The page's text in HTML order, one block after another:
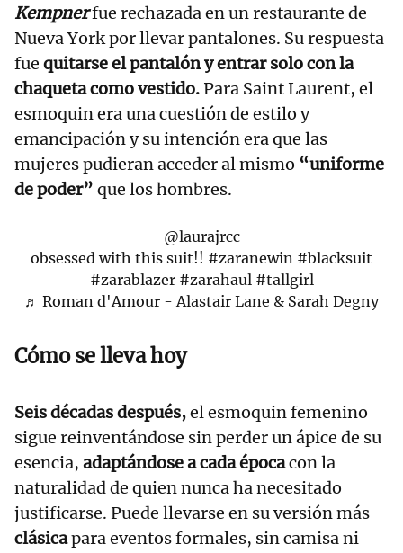
Kempnerfue rechazada en un restaurante de
Nueva York por llevar pantalones. Su respuesta
fue quitarse el pantalón y entrar solo con la
chaqueta como vestido.Para Saint Laurent, el
esmoquin era una cuestión de estilo y
emancipación y su intención era que las
mujeres pudieran acceder al mismo “uniforme
de poder” que los hombres.
@laurajrcc
obsessed with this suit!! #zaranewin #blacksuit
#zarablazer #zarahaul #tallgirl
♬ Roman d'Amour - Alastair Lane & Sarah Degny
Cómo se lleva hoy
Seis décadas después,el esmoquin femenino
sigue reinventándose sin perder un ápice de su
esencia, adaptándose a cada épocacon la
naturalidad de quien nunca ha necesitado
justificarse. Puede llevarse en su versión más
clásicapara eventos formales, sin camisa ni